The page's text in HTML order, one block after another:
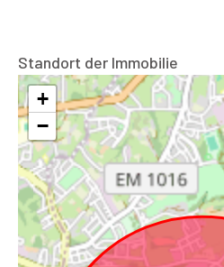
Standort der Immobilie
+
−